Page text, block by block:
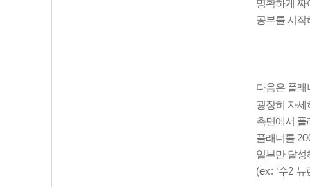
명확하게 짜
공부를 시
다음은 플래
굉장히 자세
측면에서 플
플래너를
일부만 달성
(ex: ‘수2 뉴